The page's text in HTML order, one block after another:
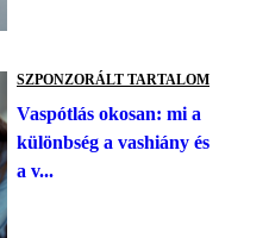
SZPONZORÁLT TARTALOM
Vaspótlás okosan: mi a
különbség a vashiány és
a v...